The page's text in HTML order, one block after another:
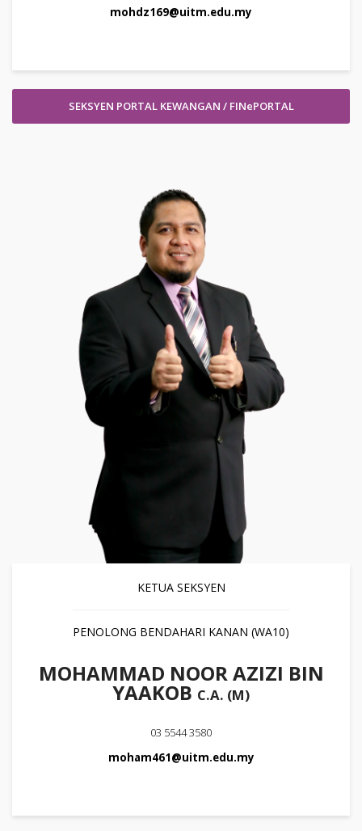
mohdz169@uitm.edu.my
SEKSYEN PORTAL KEWANGAN / FINePORTAL
KETUA SEKSYEN
PENOLONG BENDAHARI KANAN (WA10)
MOHAMMAD NOOR AZIZI BIN
YAAKOB C.A. (M)
03 5544 3580
moham461@uitm.edu.my